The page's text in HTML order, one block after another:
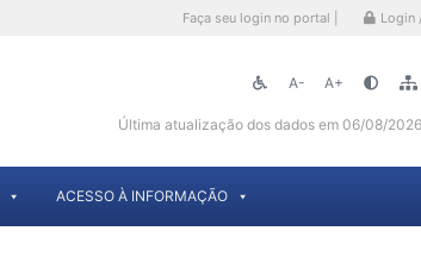
Faça seu login no portal | Login
A- A+
Última atualização dos dados em 06/08/
ACESSO À INFORMAÇÃO